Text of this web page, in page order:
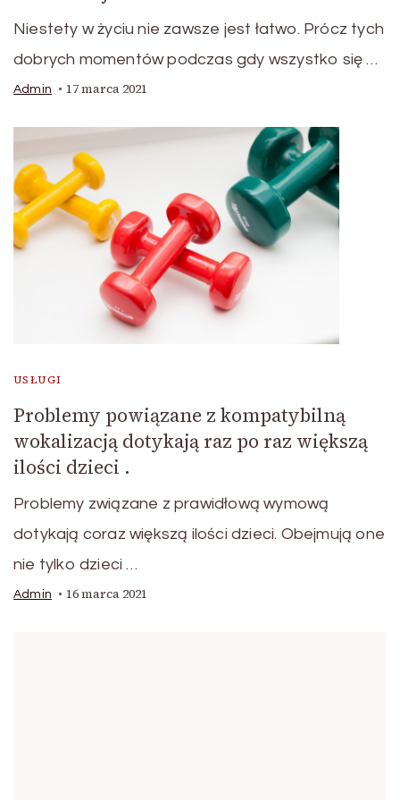
Niestety w życiu nie zawsze jest łatwo. Prócz tych
dobrych momentów podczas gdy wszystko się …
Admin 17 marca 2021
USŁUGI
Problemy powiązane z kompatybilną
wokalizacją dotykają raz po raz większą
ilości dzieci .
Problemy związane z prawidłową wymową
dotykają coraz większą ilości dzieci. Obejmują one
nie tylko dzieci …
Admin 16 marca 2021